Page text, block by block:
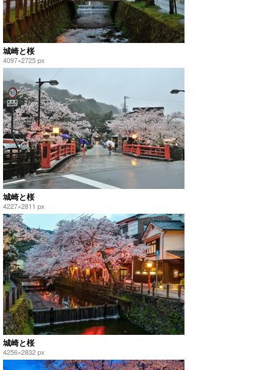
城崎と桜
4097×2725 px
城崎と桜
4227×2811 px
城崎と桜
4256×2832 px